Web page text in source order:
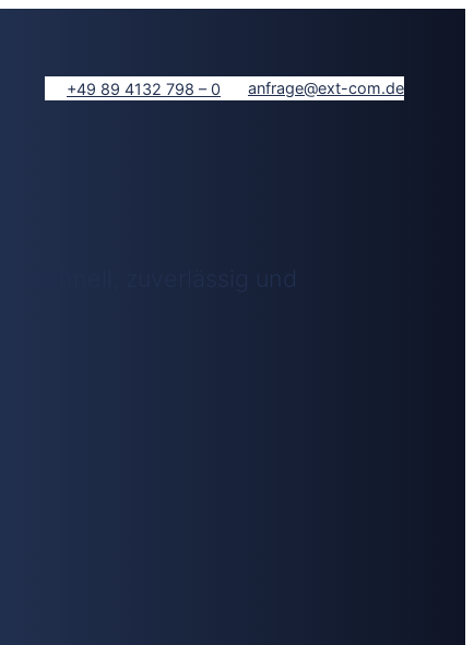
+49 89 4132 798 – 0 anfrage@ext-com.de
– schnell, zuverlässig und